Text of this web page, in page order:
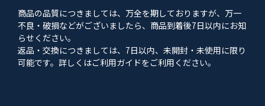
商品の品質につきましては、万全を期しておりますが、万一
不良・破損などがございましたら、商品到着後7日以内にお知
らせください。
返品・交換につきましては、7日以内、未開封・未使用に限り
可能です。詳しくはご利用ガイドをご利用ください。